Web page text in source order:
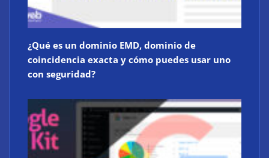
¿Qué es un dominio EMD, dominio de
coincidencia exacta y cómo puedes usar uno
con seguridad?